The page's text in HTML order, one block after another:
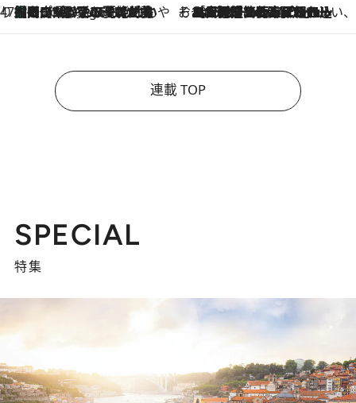
47都道府県の手みやげ ひんやりスイーツで夏を満喫
5 Hours Ago
【岡山県】この夏絶対食べたい 冷やしておいしいおやつ3選 フルーツが主役のプリンやアイスが勢揃い そおだよおこの関西おいしい、おやつ紀行
2026.8.9
［大阪府箕面市］一皿一皿目の前で仕上げられる、料理を巧みに組み込んだアシェットデセールコース「ミチル アシェット デセール（Michiru assiette dessert）」
連載 TOP
SPECIAL
特集